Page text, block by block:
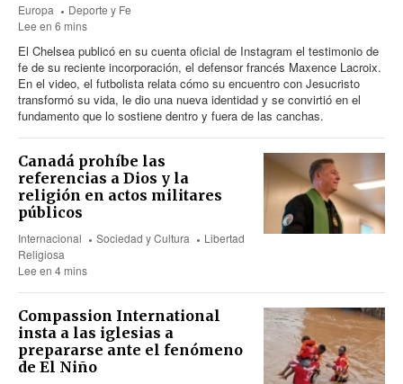
Europa
Deporte y Fe
Lee en 6 mins
El Chelsea publicó en su cuenta oficial de Instagram el testimonio de
fe de su reciente incorporación, el defensor francés Maxence Lacroix.
En el video, el futbolista relata cómo su encuentro con Jesucristo
transformó su vida, le dio una nueva identidad y se convirtió en el
fundamento que lo sostiene dentro y fuera de las canchas.
Canadá prohíbe las
referencias a Dios y la
religión en actos militares
públicos
Internacional Sociedad y Cultura
Libertad
Religiosa
Lee en 4 mins
Compassion International
insta a las iglesias a
prepararse ante el fenómeno
de El Niño